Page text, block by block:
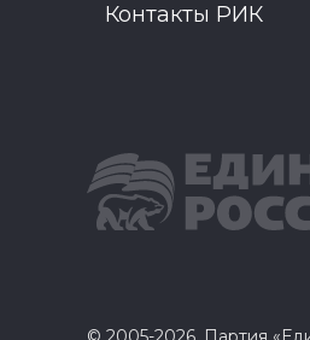
Контакты РИК